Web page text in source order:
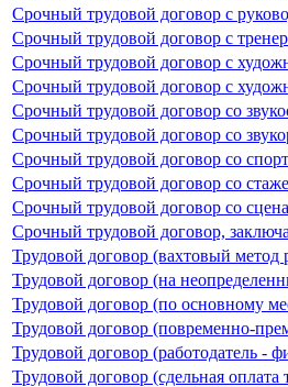
Срочный трудовой договор с
Срочный трудовой договор с
Срочный трудовой договор с
Срочный трудовой договор с
Срочный трудовой договор со
Срочный трудовой договор со
Срочный трудовой договор со
Срочный трудовой договор со
Срочный трудовой договор со
Срочный трудовой договор,
Трудовой договор (вахтовый метод
Трудовой договор (на
Трудовой договор (по основному
Трудовой договор (повременно-
Трудовой договор (работодатель -
Трудовой договор (сдельная